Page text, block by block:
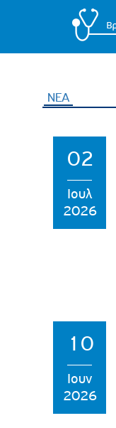
ΝΕΑ
02
Ιουλ
2026
10
Ιουν
2026